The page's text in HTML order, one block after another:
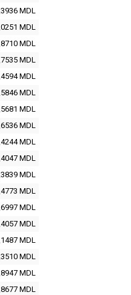
MDL
MDL
MDL
MDL
MDL
MDL
MDL
MDL
MDL
MDL
MDL
MDL
MDL
MDL
MDL
MDL
MDL
MDL